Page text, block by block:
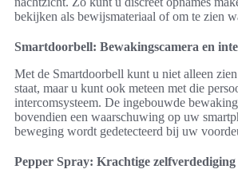
bekijken als bewijsmateriaal of om te zien
Smartdoorbell: Bewakingscamera en
Met de Smartdoorbell kunt u niet alleen
staat, maar u kunt ook meteen met die
intercomsysteem. De ingebouwde
bovendien een waarschuwing op uw
beweging wordt gedetecteerd bij uw
Pepper Spray: Krachtige zelfverdediging